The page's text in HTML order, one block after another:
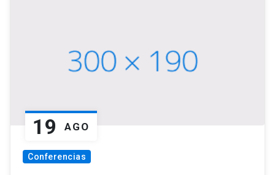
19 AGO
Conferencias